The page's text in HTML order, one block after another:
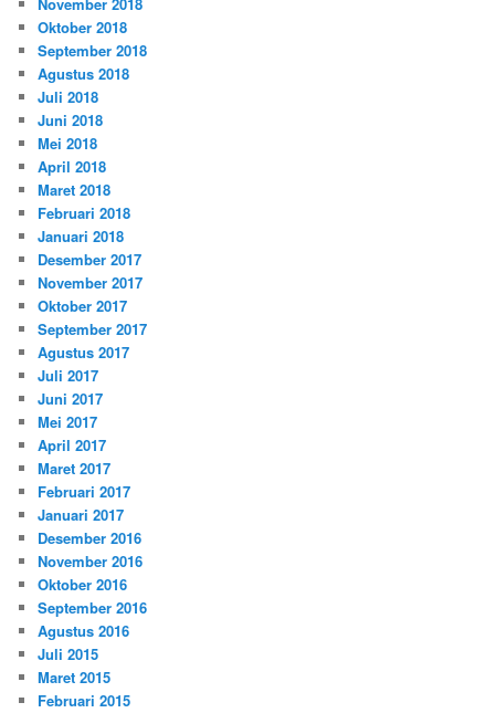
November 2018
Oktober 2018
September 2018
Agustus 2018
Juli 2018
Juni 2018
Mei 2018
April 2018
Maret 2018
Februari 2018
Januari 2018
Desember 2017
November 2017
Oktober 2017
September 2017
Agustus 2017
Juli 2017
Juni 2017
Mei 2017
April 2017
Maret 2017
Februari 2017
Januari 2017
Desember 2016
November 2016
Oktober 2016
September 2016
Agustus 2016
Juli 2015
Maret 2015
Februari 2015